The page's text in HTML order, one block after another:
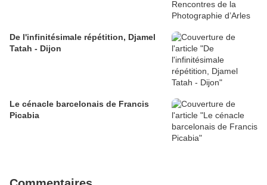
​​​​​​​De l'infinitésimale répétition, Djamel
Tatah - Dijon
Le cénacle barcelonais de Francis
Picabia